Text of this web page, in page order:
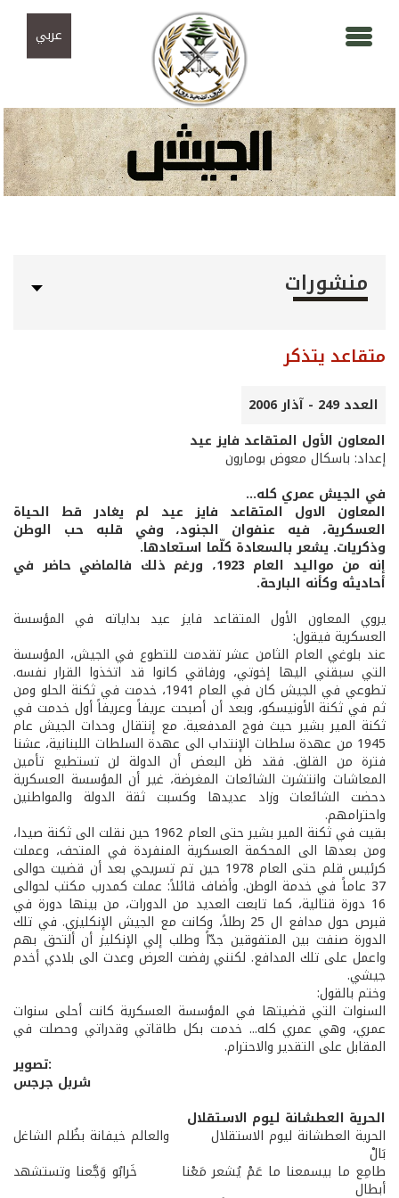
عربي
منشورات
متقاعد يتذكر
العدد 249 - آذار 2006
المعاون الأول المتقاعد فايز عيد
إعداد: باسكال معوض بومارون
في الجيش عمري كله...
المعاون الاول المتقاعد فايز عيد لم يغادر قط الحياة
العسكرية، فيه عنفوان الجنود، وفي قلبه حب الوطن
وذكريات. يشعر بالسعادة كلّما استعادها.
إنه من مواليد العام 1923، ورغم ذلك فالماضي حاضر في
أحاديثه وكأنه البارحة.
يروي المعاون الأول المتقاعد فايز عيد بداياته في المؤسسة
العسكرية فيقول:
عند بلوغي العام الثامن عشر تقدمت للتطوع في الجيش، المؤسسة
التي سبقني اليها إخوتي، ورفاقي كانوا قد اتخذوا القرار نفسه.
تطوعي في الجيش كان في العام 1941، خدمت في ثكنة الحلو ومن
ثم في ثكنة الأونيسكو، وبعد أن أصبحت عريفاً وعريفاً أول خدمت في
ثكنة المير بشير حيث فوج المدفعية. مع إنتقال وحدات الجيش عام
1945 من عهدة سلطات الإنتداب الى عهدة السلطات اللبنانية، عشنا
فترة من القلق. فقد ظن البعض أن الدولة لن تستطيع تأمين
المعاشات وانتشرت الشائعات المغرضة، غير أن المؤسسة العسكرية
دحضت الشائعات وزاد عديدها وكسبت ثقة الدولة والمواطنين
واحترامهم.
بقيت في ثكنة المير بشير حتى العام 1962 حين نقلت الى ثكنة صيدا،
ومن بعدها الى المحكمة العسكرية المنفردة في المتحف، وعملت
كرئيس قلم حتى العام 1978 حين تم تسريحي بعد أن قضيت حوالى
37 عاماً في خدمة الوطن. وأضاف قائلاً: عملت كمدرب مكتب لحوالى
16 دورة قتالية، كما تابعت العديد من الدورات، من بينها دورة في
قبرص حول مدافع ال 25 رطلاً، وكانت مع الجيش الإنكليزي. في تلك
الدورة صنفت بين المتفوقين جدّاً وطلب إلي الإنكليز أن ألتحق بهم
واعمل على تلك المدافع. لكنني رفضت العرض وعدت الى بلادي أخدم
جيشي.
وختم بالقول:
السنوات التي قضيتها في المؤسسة العسكرية كانت أحلى سنوات
عمري، وهي عمري كله... خدمت بكل طاقاتي وقدراتي وحصلت في
المقابل على التقدير والاحترام.
تصوير:
شربل جرجس
الحرية العطشانة ليوم الاستقلال
الحرية العطشانة ليوم الاستقلال والعالم خيفانة بظُلم الشاغل
بَالْ
طامِع ما بيسمعنا ما عَمْ يُشعر مَعْنا خَرابُو وَجَّعنا وتستشهد
أبطال